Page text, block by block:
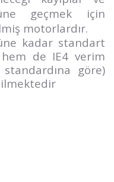
geçmek için
motorlardır.
kadar standart
de IE4 verim
standardına göre)